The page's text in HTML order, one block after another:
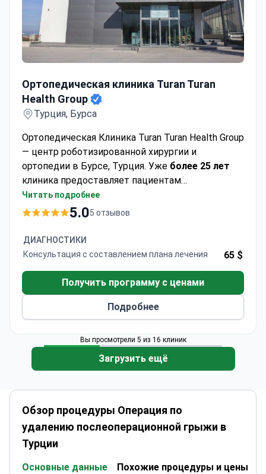
Ортопедическая клиника Turan Turan
Health Group
Турция, Бурса
Ортопедическая Клиника Turan Turan Health Group
— центр роботизированной хирургии и
ортопедии в Бурсе, Турция. Уже более 25 лет
клиника предоставляет пациентам
инновационные методы лечения мышц, костей
и суставов.
Читать подробнее
5.05 отзывов
ДИАГНОСТИКИ
Консультация с составлением плана лечения
65 $
Получить программу с ценами
Подробнее
Вы просмотрели 5 из 16 клиник
Загрузить ещё
Обзор процедуры Операция по
удалению послеоперационной грыжи в
Турции
Основные данные Похожие процедуры и цены